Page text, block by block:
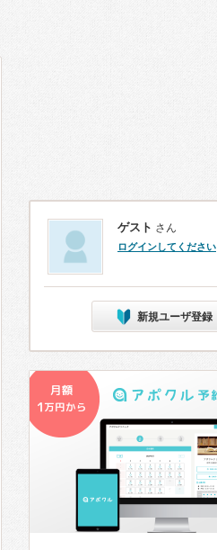
ゲスト さん
ログインしてください
新規ユーザ登録